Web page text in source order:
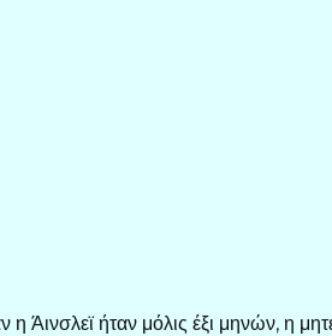
η Άινσλεϊ ήταν μόλις έξι μηνών, η